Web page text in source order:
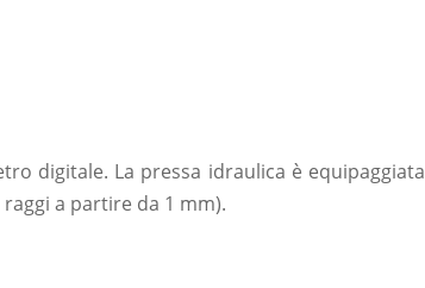
digitale. La pressa idraulica è equipaggiata
a partire da 1 mm).